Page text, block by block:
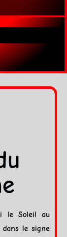
leSoleil au
dans le signe